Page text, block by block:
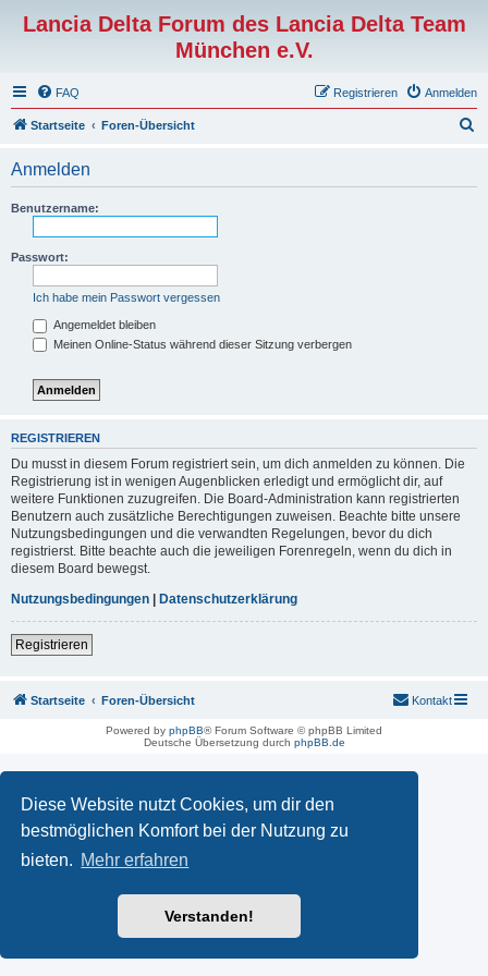
Diese Website nutzt Cookies, um dir den
bestmöglichen Komfort bei der Nutzung zu
bieten. Mehr erfahren
Verstanden!
Lancia Delta Forum des Lancia Delta Team
München e.V.
FAQ Anmelden
Registrieren
Startseite Foren-Übersicht
Anmelden
Benutzername:
Passwort:
Ich habe mein Passwort vergessen
Angemeldet bleiben
Meinen Online-Status während dieser Sitzung verbergen
REGISTRIEREN
Du musst in diesem Forum registriert sein, um dich anmelden zu können. Die
Registrierung ist in wenigen Augenblicken erledigt und ermöglicht dir, auf
weitere Funktionen zuzugreifen. Die Board-Administration kann registrierten
Benutzern auch zusätzliche Berechtigungen zuweisen. Beachte bitte unsere
Nutzungsbedingungen und die verwandten Regelungen, bevor du dich
registrierst. Bitte beachte auch die jeweiligen Forenregeln, wenn du dich in
diesem Board bewegst.
Nutzungsbedingungen | Datenschutzerklärung
Registrieren
Startseite Foren-Übersicht Kontakt
Powered by phpBB® Forum Software © phpBB Limited
Deutsche Übersetzung durch phpBB.de